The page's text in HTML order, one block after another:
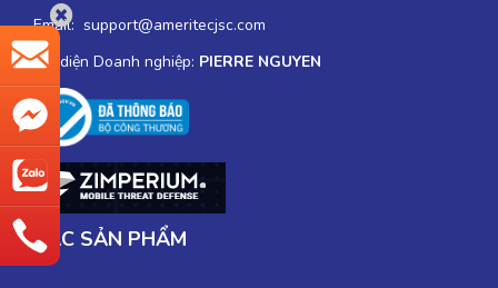
Email: support@ameritecjsc.com
Đại diện Doanh nghiệp: PIERRE NGUYEN
CÁC SẢN PHẨM